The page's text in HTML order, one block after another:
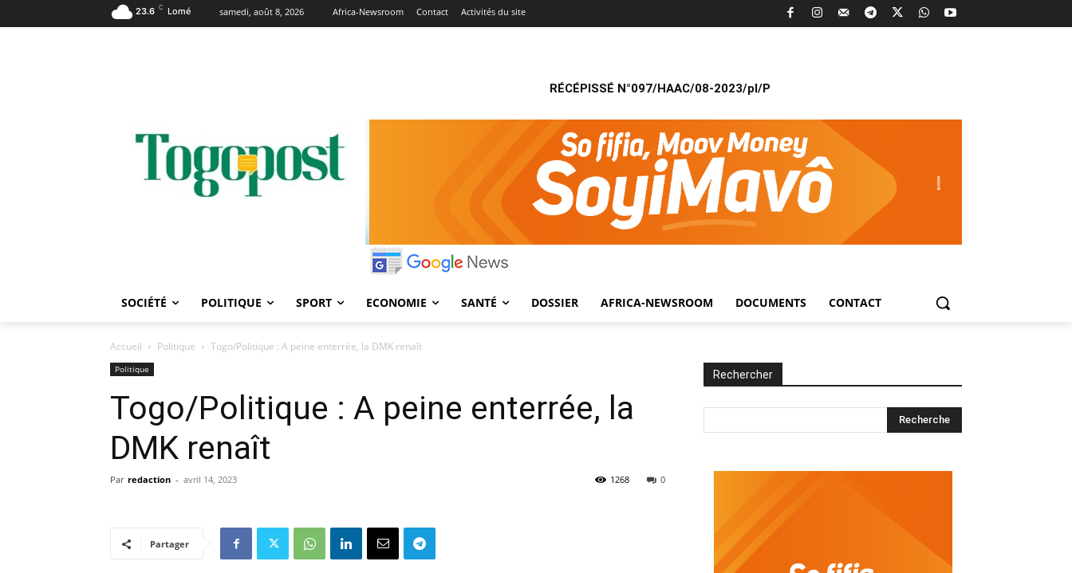
23.6 C Lomé samedi, août 8, 2026 Africa-Newsroom Contact Activités du site
RÉCÉPISSÉ N°097/HAAC/08-2023/pl/P
SOCIÉTÉ POLITIQUE SPORT ECONOMIE SANTÉ DOSSIER AFRICA-NEWSROOM DOCUMENTS CONTACT
Accueil Politique Togo/Politique : A peine enterrée, la DMK renaît
Politique
Togo/Politique : A peine enterrée, la
DMK renaît
Par redaction - avril 14, 2023 0
1268
Partager
Rechercher